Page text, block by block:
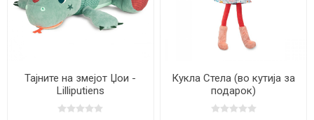
Тајните на змејот Џои -
Lilliputiens
Кукла Стела (во кутија за
подарок)